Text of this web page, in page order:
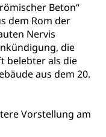
Beton“
dem Rom der
Nervis
die
belebter als die
aus dem 20.
Vorstellung am